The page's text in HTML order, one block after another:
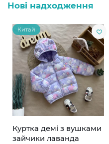
Нові надходження
Китай
Куртка демі з вушками
зайчики лаванда